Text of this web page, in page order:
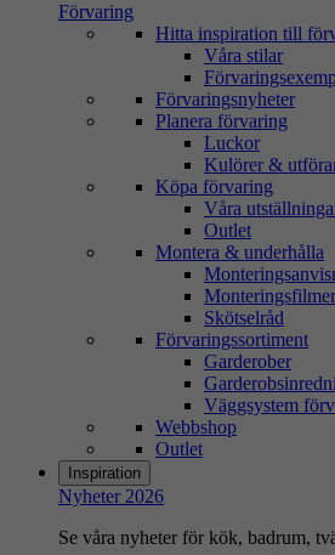
Förvaring
Hitta inspiration till
Våra stilar
Förvaringsnyheter
Planera förvaring
Luckor
Kulörer &
Köpa förvaring
Våra
Outlet
Montera & underhålla
Monteringsfilmer
Skötselråd
Förvaringssortiment
Garderober
Väggsystem
Webbshop
Outlet
Inspiration
Nyheter 2026
Se våra nyheter för kök, badrum,